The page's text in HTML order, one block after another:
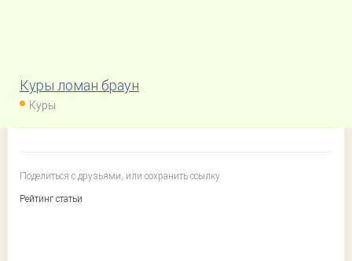
Куры ломан браун
Куры
Поделиться с друзьями, или сохранить ссылку
Рейтинг статьи